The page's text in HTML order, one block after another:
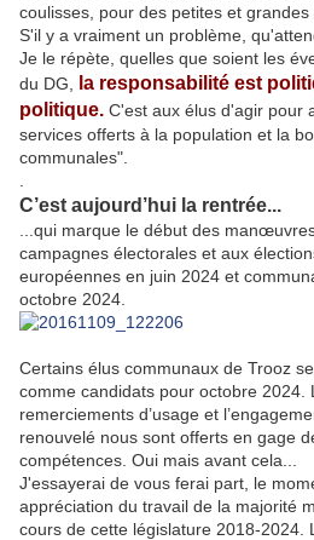
coulisses, pour des petites et grandes
S'il y a vraiment un problème,
Je le répète, quelles que soient les
du DG,
la responsabilité est
politique. C'est aux élus d'agir pour
services offerts à la population et la
communales".
C’est aujourd’hui la rentrée...
...qui marque le début des
campagnes électorales et aux
européennes en juin 2024 et
octobre 2024.
Certains élus communaux de Trooz
comme candidats pour octobre 2024.
remerciements d’usage et
renouvelé nous sont offerts en gage
compétences. Oui mais avant cela...
J'essayerai de vous ferai part, le
appréciation du travail de la majorité
cours de cette législature 2018-2024.